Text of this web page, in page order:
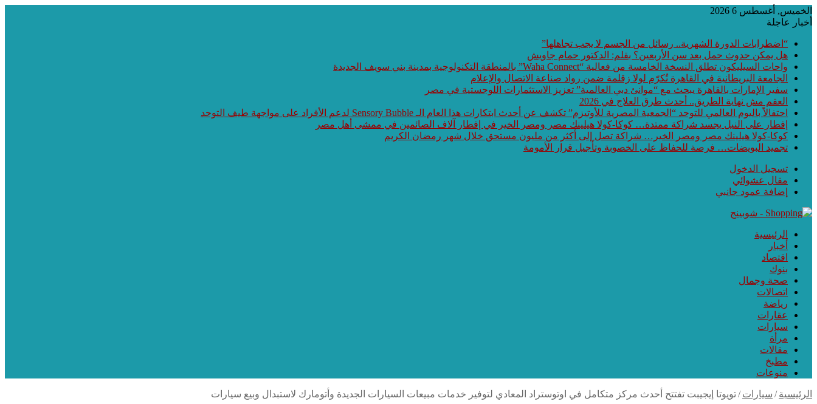
الخميس, أغسطس 6 2026
أخبار عاجلة
“اضطرابات الدورة الشهرية.. رسائل من الجسم لا يجب تجاهلها”
هل يمكن حدوث حمل بعد سن الأربعين؟ بقلم: الدكتور حمام جاويش
واحات السيليكون تطلق النسخة الخامسة من فعالية “Waha Connect” بالمنطقة التكنولوجية بمدينة بني سويف الجديدة
الجامعة البريطانية في القاهرة تُكرّم لولا زقلمة ضمن رواد صناعة الاتصال والإعلام
سفير الإمارات بالقاهرة يبحث مع “موانئ دبي العالمية” تعزيز الاستثمارات اللوجستية في مصر
العقم مش نهاية الطريق.. أحدث طرق العلاج في 2026
احتفالاً باليوم العالمي للتوحد “الجمعية المصرية للأوتيزم” تكشف عن أحدث ابتكارات هذا العام الـ Sensory Bubble لدعم الأفراد على مواجهة طيف التوحد
إفطار على النيل يجسد شراكة ممتدة… كوكا-كولا هيلينك مصر ومصر الخير في إفطار آلاف الصائمين في ممشى أهل مصر
كوكا-كولا هيلينك مصر ومصر الخير… شراكة تصل إلى أكثر من مليون مستحق خلال شهر رمضان الكريم
تجميد البويضات… فرصة للحفاظ على الخصوبة وتأجيل قرار الأمومة
تسجيل الدخول
مقال عشوائي
إضافة عمود جانبي
الرئيسية
أخبار
اقتصاد
بنوك
صحة وجمال
اتصالات
رياضة
عقارات
سيارات
مرأة
مقالات
مطبخ
منوعات
الرئيسية / سيارات /تويوتا إيجيبت تفتتح أحدث مركز متكامل في اوتوستراد المعادي لتوفير خدمات مبيعات السيارات الجديدة وأتومارك لاستبدال وبيع سيارات